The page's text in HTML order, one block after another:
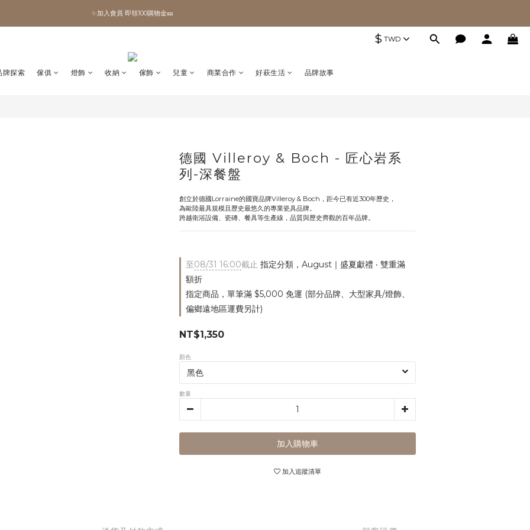
✨加入會員 即領100購物金🎫
✨加入會員 即領100購物金🎫
$ TWD
牌探索 傢俱 燈飾 收納 傢飾 兒童 商業合作 好萩生活 品牌故事
德國 Villeroy & Boch - 匠心岩系
列-深餐盤
創立於德國Lorraine的國寶品牌Villeroy & Boch，距今已有近300年歷史，
為歐陸最具規模且歷史最悠久的專業瓷具品牌。
跨越衛浴設備、瓷磚、餐具等生產線，品質與歷史齊觀的百年品牌。
至08/31 16:00截止 指定分類，August｜盛夏獻禮 ‧ 雙重滿
額折
指定商品，單筆滿 $5,000 免運 (部分品牌、大型家具/燈飾、
偏鄉遠地區運費另計)
NT$1,350
顏色
數量
加入購物車
加入追蹤清單